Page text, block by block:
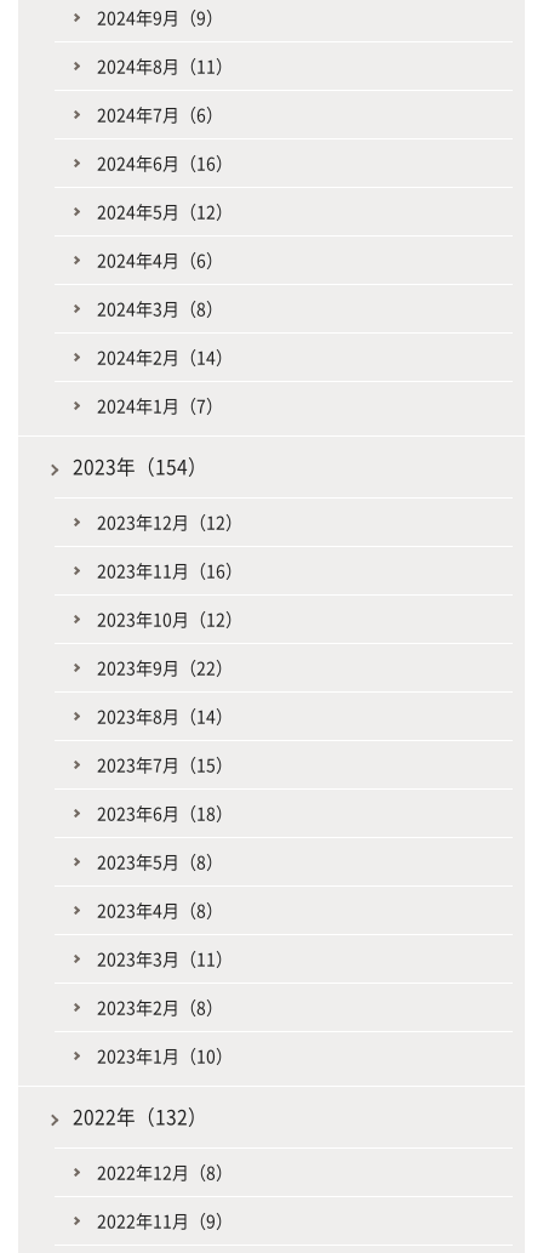
2024年9月（9）
2024年8月（11）
2024年7月（6）
2024年6月（16）
2024年5月（12）
2024年4月（6）
2024年3月（8）
2024年2月（14）
2024年1月（7）
2023年（154）
2023年12月（12）
2023年11月（16）
2023年10月（12）
2023年9月（22）
2023年8月（14）
2023年7月（15）
2023年6月（18）
2023年5月（8）
2023年4月（8）
2023年3月（11）
2023年2月（8）
2023年1月（10）
2022年（132）
2022年12月（8）
2022年11月（9）